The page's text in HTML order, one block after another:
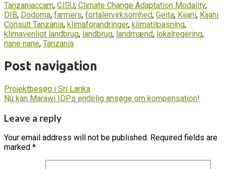
Tanzaniaccam, CISU, Climate Change Adaptation Modality,
DIB, Dodoma, farmers, fortalervirksomhed, Geita, Kijani, Kijani
Consult Tanzania, klimaforandringer, klimatilpasning,
klimavenligt landbrug, landbrug, landmænd, lokalregering,
nane nane, Tanzania
Post navigation
Projektbesøg i Sri Lanka
Nu kan Marawi IDPs endelig ansøge om kompensation!
Leave a reply
Your email address will not be published. Required fields are
marked *